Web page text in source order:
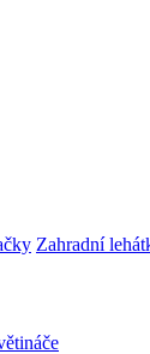
Zahradní